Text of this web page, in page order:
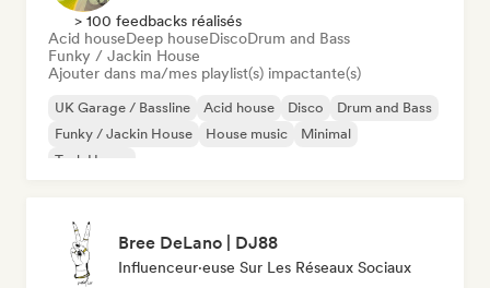
> 100 feedbacks réalisés
Acid houseDeep houseDiscoDrum and Bass
Funky / Jackin House
Ajouter dans ma/mes playlist(s) impactante(s)
UK Garage / Bassline Acid house Disco
Drum and Bass
Funky / Jackin House
House music
Minimal
Tech House
Bree DeLano | DJ88
Influenceur·euse Sur Les Réseaux Sociaux